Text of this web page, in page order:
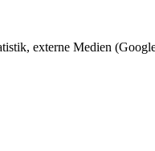
externe Medien